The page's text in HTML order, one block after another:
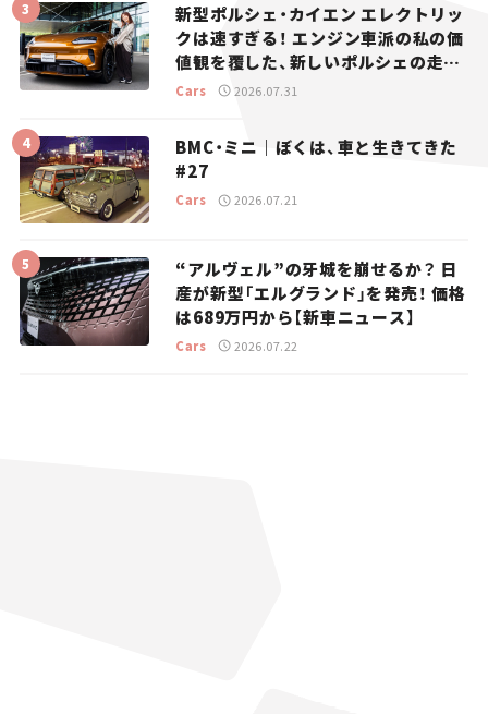
新型ポルシェ・カイエン エレクトリッ
クは速すぎる！ エンジン車派の私の価
値観を覆した、新しいポルシェの走
り。
Cars 2026.07.31
BMC・ミニ｜ぼくは、車と生きてきた
#27
Cars 2026.07.21
“アルヴェル”の牙城を崩せるか？ 日
産が新型「エルグランド」を発売！ 価格
は689万円から【新車ニュース】
Cars 2026.07.22